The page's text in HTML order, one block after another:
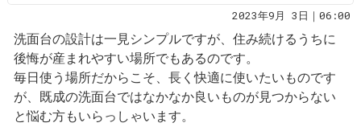
2023年9月 3日｜06:00
洗面台の設計は一見シンプルですが、住み続けるうちに
後悔が産まれやすい場所でもあるのです。
毎日使う場所だからこそ、長く快適に使いたいものです
が、既成の洗面台ではなかなか良いものが見つからない
と悩む方もいらっしゃいます。